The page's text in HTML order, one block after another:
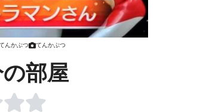
んかぶつ てんかぶつ
部屋